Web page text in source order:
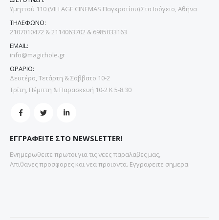
Υμηττού 110 (VILLAGE CINEMAS Παγκρατίου) Στο Ισόγειο, Αθήνα
ΤΗΛΕΦΩΝΟ:
2107010472 & 2114063702 & 6985033163
EMAIL:
info@magichole.gr
ΩΡΑΡΙΟ:
Δευτέρα, Τετάρτη & Σάββατο 10-2
Τρίτη, Πέμπτη & Παρασκευή 10-2 Κ 5-8.30
ΕΓΓΡΑΦΕΙΤΕ ΣΤΟ NEWSLETTER!
Ενημερωθειτε πρωτοι για τις νεες παραλαβες μας,
Απιθανες προσφορες και νεα προιοντα. Εγγραφειτε σημερα.